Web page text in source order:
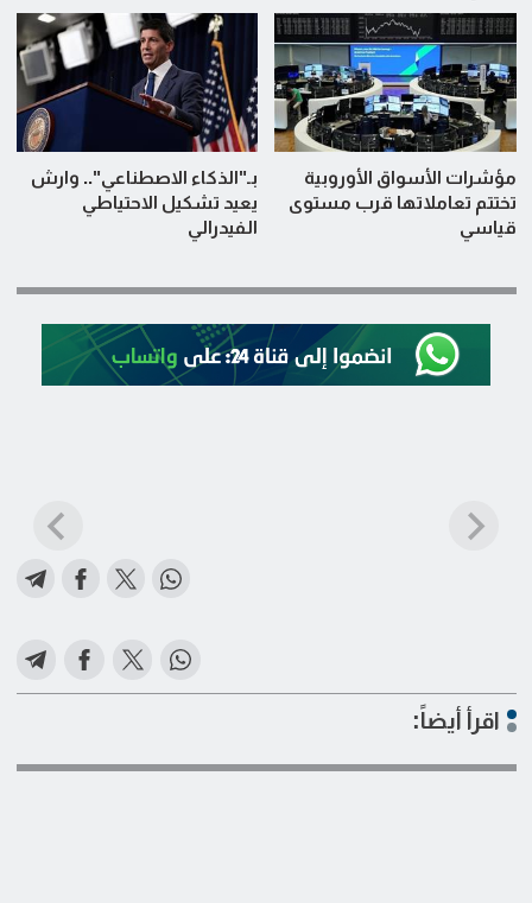
مؤشرات الأسواق الأوروبية
تختتم تعاملاتها قرب مستوى
قياسي
بـ"الذكاء الاصطناعي".. وارش
يعيد تشكيل الاحتياطي
الفيدرالي
اقرأ أيضاً: